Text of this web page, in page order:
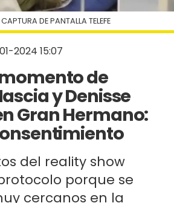
2024 15:07
de
y Denisse
Gran Hermano:
del reality show
porque se
cercanos en la
CAPTURA DE PANTALLA TELEFE